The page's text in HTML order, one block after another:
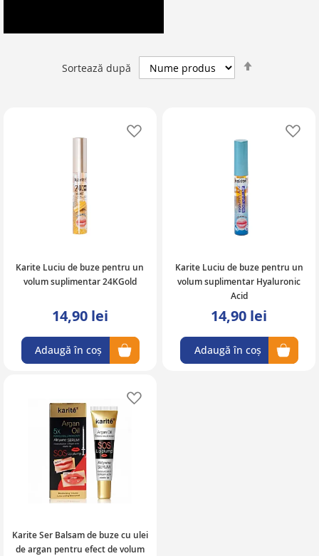
Sortează după
Karite Luciu de buze pentru un
volum suplimentar 24KGold
14,90 lei
Adaugă în coș
Karite Luciu de buze pentru un
volum suplimentar Hyaluronic
Acid
14,90 lei
Adaugă în coș
Karite Ser Balsam de buze cu ulei
de argan pentru efect de volum